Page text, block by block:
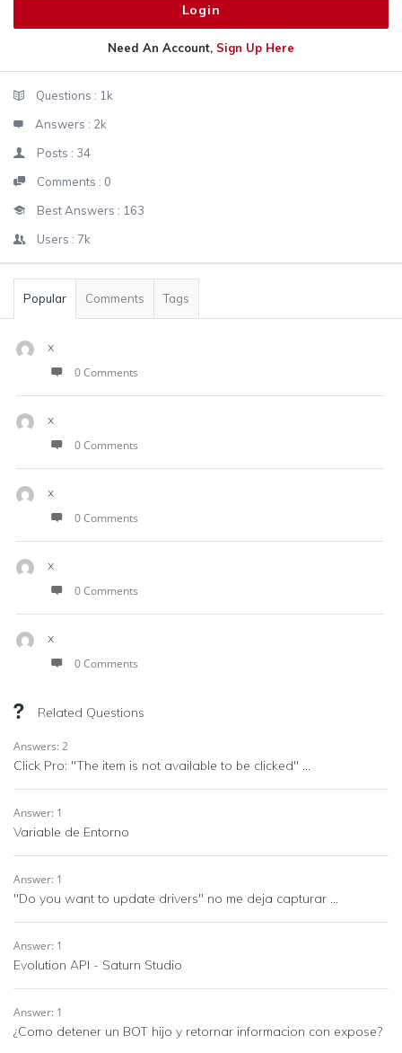
Need An Account, Sign Up Here
StatsQuestions : 1k
Answers : 2k
Posts : 34
Comments : 0
Best Answers : 163
Users : 7k
Popular Comments Tags
x
0 Comments
x
0 Comments
x
0 Comments
x
0 Comments
x
0 Comments
Related Questions
Answers: 2
Click Pro: "The item is not available to be clicked" ...
Answer: 1
Variable de Entorno
Answer: 1
"Do you want to update drivers" no me deja capturar ...
Answer: 1
Evolution API - Saturn Studio
Answer: 1
¿Como detener un BOT hijo y retornar informacion con expose?